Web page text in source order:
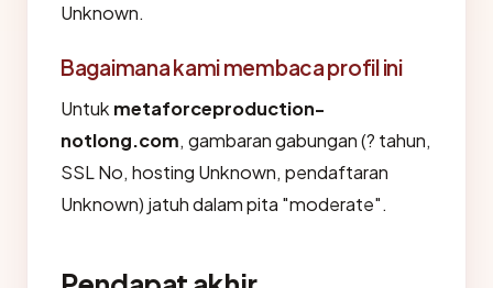
Unknown.
Bagaimana kami membaca profil ini
Untuk metaforceproduction-
notlong.com, gambaran gabungan (? tahun,
SSL No, hosting Unknown, pendaftaran
Unknown) jatuh dalam pita "moderate".